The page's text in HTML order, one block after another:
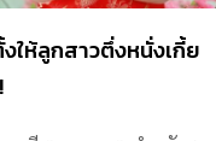
ห้ลูกสาวตึ่งหนั่งเกี้ย